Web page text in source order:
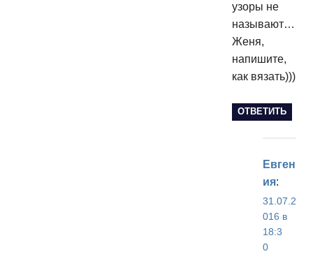
узоры не
называют…
Женя,
напишите,
как вязать)))
ОТВЕТИТЬ
Евген
ия:
31.07.2
016 в
18:3
0